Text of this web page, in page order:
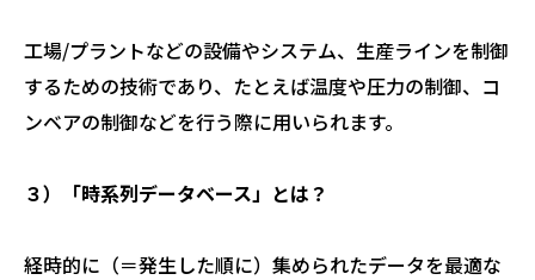
工場/プラントなどの設備やシステム、生産ラインを制御
するための技術であり、たとえば温度や圧力の制御、コ
ンベアの制御などを行う際に用いられます。
３）「時系列データベース」とは？
経時的に（＝発生した順に）集められたデータを最適な